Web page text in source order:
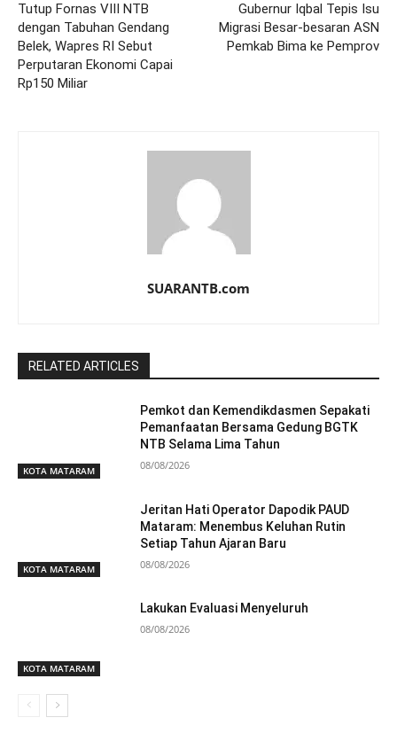
Tutup Fornas VIII NTB
dengan Tabuhan Gendang
Belek, Wapres RI Sebut
Perputaran Ekonomi Capai
Rp150 Miliar
Gubernur Iqbal Tepis Isu
Migrasi Besar-besaran ASN
Pemkab Bima ke Pemprov
SUARANTB.com
RELATED ARTICLES
KOTA MATARAM
Pemkot dan Kemendikdasmen Sepakati
Pemanfaatan Bersama Gedung BGTK
NTB Selama Lima Tahun
08/08/2026
KOTA MATARAM
Jeritan Hati Operator Dapodik PAUD
Mataram: Menembus Keluhan Rutin
Setiap Tahun Ajaran Baru
08/08/2026
KOTA MATARAM
Lakukan Evaluasi Menyeluruh
08/08/2026